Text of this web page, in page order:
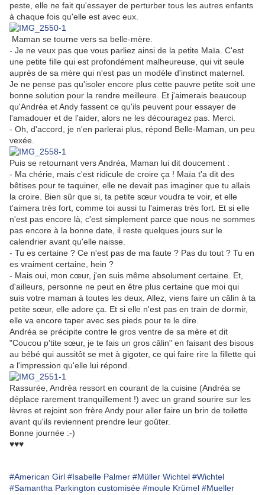
peste, elle ne fait qu'essayer de perturber tous les autres enfants
à chaque fois qu'elle est avec eux.
Maman se tourne vers sa belle-mère.
- Je ne veux pas que vous parliez ainsi de la petite Maïa. C'est
une petite fille qui est profondément malheureuse, qui vit seule
auprès de sa mère qui n'est pas un modèle d'instinct maternel.
Je ne pense pas qu'isoler encore plus cette pauvre petite soit une
bonne solution pour la rendre meilleure. Et j'aimerais beaucoup
qu'Andréa et Andy fassent ce qu'ils peuvent pour essayer de
l'amadouer et de l'aider, alors ne les découragez pas. Merci.
- Oh, d'accord, je n'en parlerai plus, répond Belle-Maman, un peu
vexée.
Puis se retournant vers Andréa, Maman lui dit doucement :
- Ma chérie, mais c'est ridicule de croire ça ! Maïa t'a dit des
bêtises pour te taquiner, elle ne devait pas imaginer que tu allais
la croire. Bien sûr que si, ta petite sœur voudra te voir, et elle
t'aimera très fort, comme toi aussi tu l'aimeras très fort. Et si elle
n'est pas encore là, c'est simplement parce que nous ne sommes
pas encore à la bonne date, il reste quelques jours sur le
calendrier avant qu'elle naisse.
- Tu es certaine ? Ce n'est pas de ma faute ? Pas du tout ? Tu en
es vraiment certaine, hein ?
- Mais oui, mon cœur, j'en suis même absolument certaine. Et,
d'ailleurs, personne ne peut en être plus certaine que moi qui
suis votre maman à toutes les deux. Allez, viens faire un câlin à ta
petite sœur, elle adore ça. Et si elle n'est pas en train de dormir,
elle va encore taper avec ses pieds pour te le dire.
Andréa se précipite contre le gros ventre de sa mère et dit
"Coucou p'tite sœur, je te fais un gros câlin" en faisant des bisous
au bébé qui aussitôt se met à gigoter, ce qui faire rire la fillette qui
a l'impression qu'elle lui répond.
Rassurée, Andréa ressort en courant de la cuisine (Andréa se
déplace rarement tranquillement !) avec un grand sourire sur les
lèvres et rejoint son frère Andy pour aller faire un brin de toilette
avant qu'ils reviennent prendre leur goûter.
Bonne journée :-)
♥♥♥
#American Girl #Isabelle Palmer #Müller Wichtel #Wichtel
#Samantha Parkington customisée #moule Krümel #Mueller